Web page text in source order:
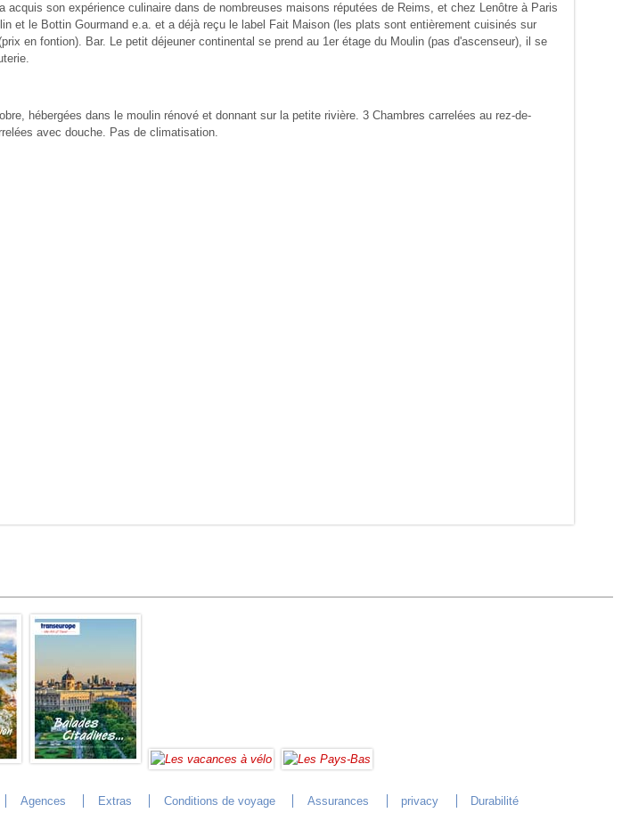
son expérience culinaire dans de nombreuses maisons réputées de Reims, et chez Lenôtre à Paris
et le Bottin Gourmand e.a. et a déjà reçu le label Fait Maison (les plats sont entièrement cuisinés sur
en fontion). Bar. Le petit déjeuner continental se prend au 1er étage du Moulin (pas d'ascenseur), il se
hébergées dans le moulin rénové et donnant sur la petite rivière. 3 Chambres carrelées au rez-de-
avec douche. Pas de climatisation.
Agences Extras Conditions de voyage Assurances privacy Durabilité